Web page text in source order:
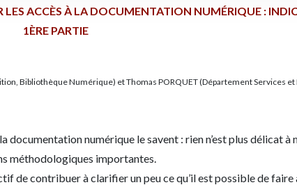
LES ACCÈS À LA DOCUMENTATION NUMÉRIQUE :
1ÈRE PARTIE
Bibliothèque Numérique) et Thomas PORQUET (Département Services
documentation numérique le savent : rien n’est plus délicat
méthodologiques importantes.
de contribuer à clarifier un peu ce qu’il est possible de faire